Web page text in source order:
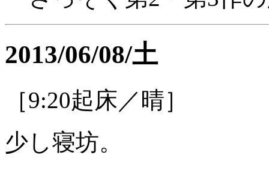
2013/06/08/土
［9:20起床／晴］
少し寝坊。